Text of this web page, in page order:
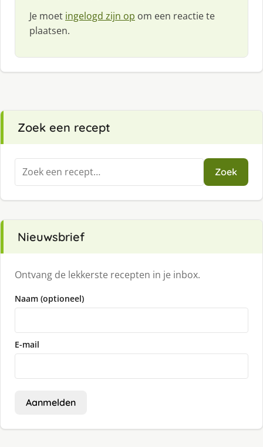
Je moet ingelogd zijn op om een reactie te
plaatsen.
Zoek een recept
Zoeken
naar:
Zoek
Nieuwsbrief
Ontvang de lekkerste recepten in je inbox.
Naam (optioneel)
E-mail
Aanmelden